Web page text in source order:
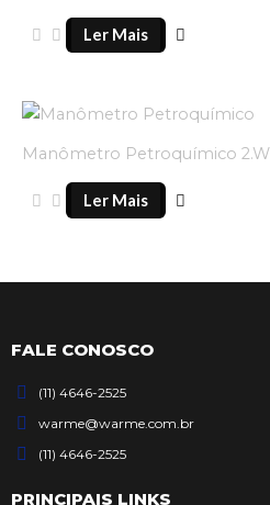
Ler Mais
Manômetro Petroquímico
Ler Mais
FALE CONOSCO
(11) 4646-2525
warme@warme.com.br
(11) 4646-2525
PRINCIPAIS LINKS